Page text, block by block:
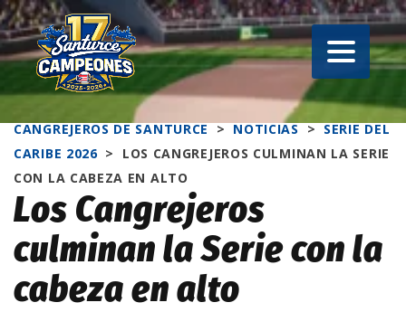
CANGREJEROS DE SANTURCE > NOTICIAS > SERIE DEL
CARIBE 2026 >
LOS CANGREJEROS CULMINAN LA SERIE
CON LA CABEZA EN ALTO
Los Cangrejeros
culminan la Serie con la
cabeza en alto